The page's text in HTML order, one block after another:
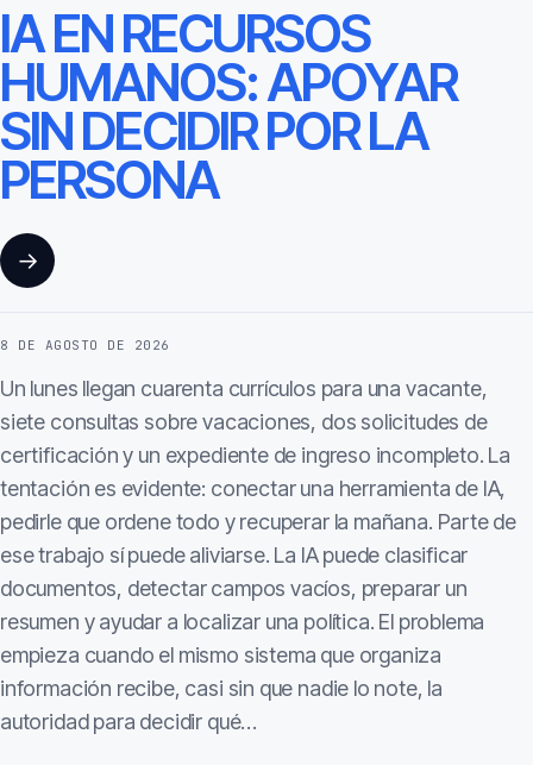
IA EN RECURSOS
HUMANOS: APOYAR
SIN DECIDIR POR LA
PERSONA
→
8 DE AGOSTO DE 2026
Un lunes llegan cuarenta currículos para una vacante,
siete consultas sobre vacaciones, dos solicitudes de
certificación y un expediente de ingreso incompleto. La
tentación es evidente: conectar una herramienta de IA,
pedirle que ordene todo y recuperar la mañana. Parte de
ese trabajo sí puede aliviarse. La IA puede clasificar
documentos, detectar campos vacíos, preparar un
resumen y ayudar a localizar una política. El problema
empieza cuando el mismo sistema que organiza
información recibe, casi sin que nadie lo note, la
autoridad para decidir qué…